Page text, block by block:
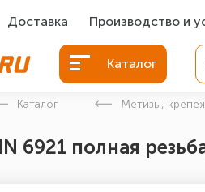
Доставка Производство и
Болты БСР
Болты для
Закладные детали
Каталог
Каталог Метизы,
6921 полная